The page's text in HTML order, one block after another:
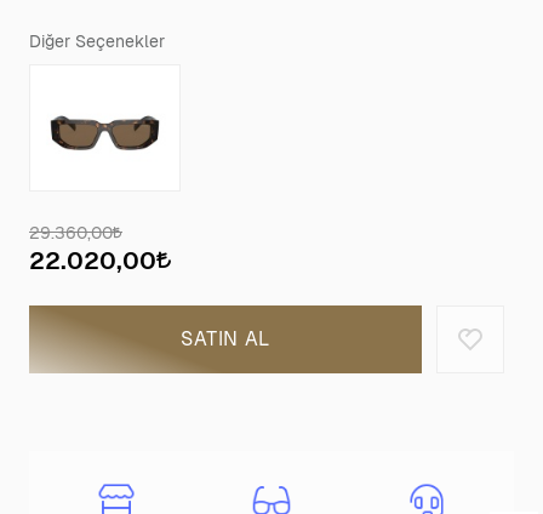
Diğer Seçenekler
29.360,00
22.020,00
SATIN AL